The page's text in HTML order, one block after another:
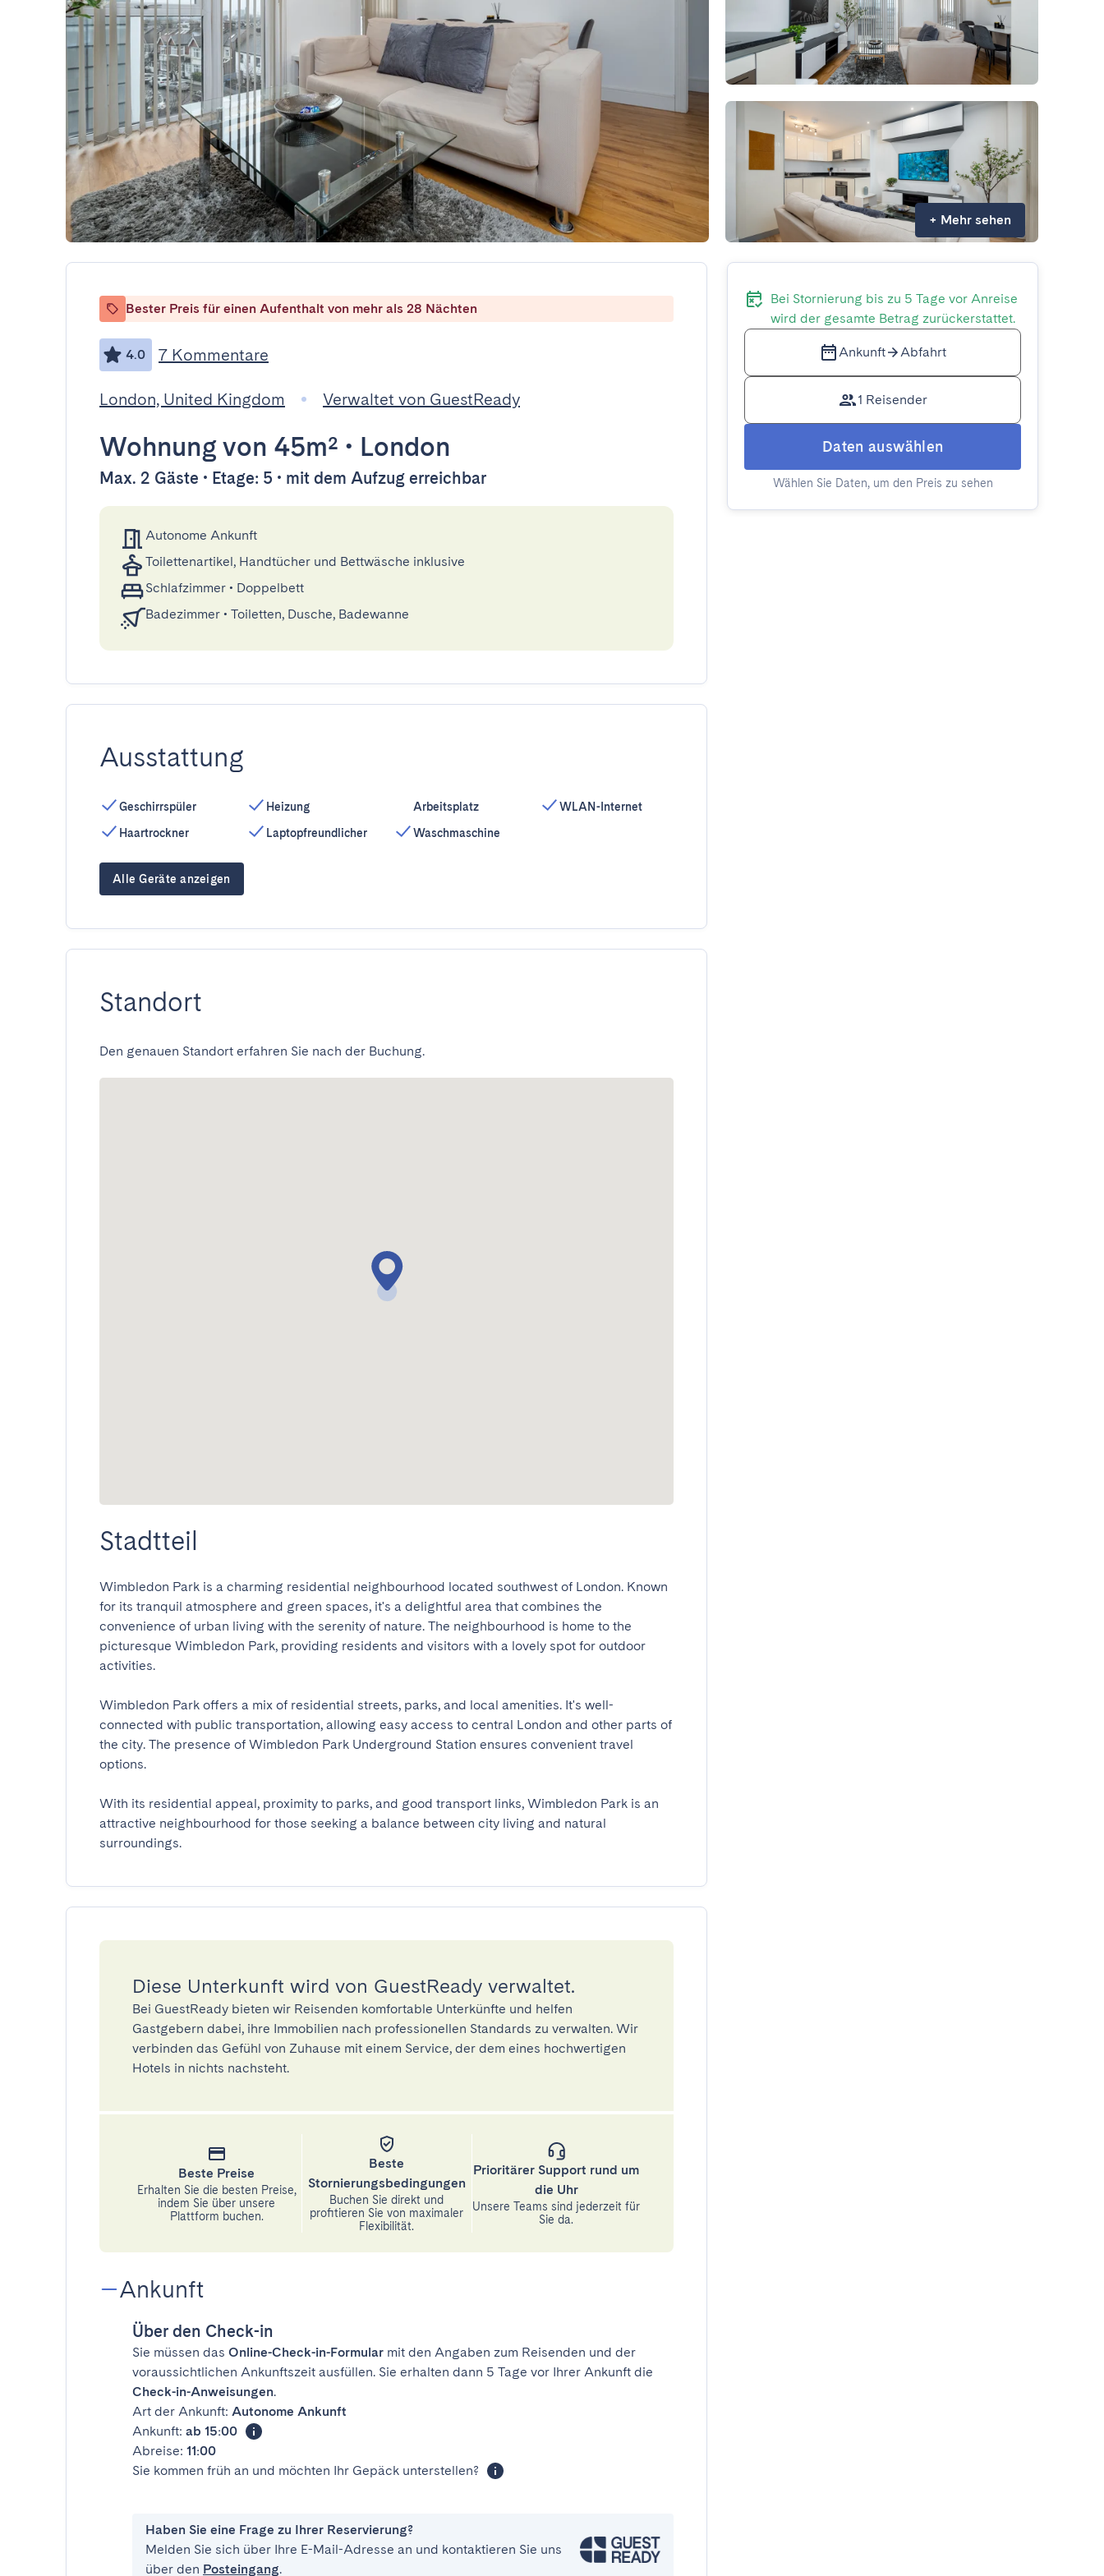
+ Mehr sehen
Bester Preis für einen Aufenthalt von mehr als 28 Nächten
4.0 7 Kommentare
London, United Kingdom Verwaltet von GuestReady
Wohnungvon 45m² • London
Max. 2 Gäste • Etage: 5 • mit dem Aufzug erreichbar
Autonome Ankunft
Toilettenartikel, Handtücher und Bettwäsche inklusive
Schlafzimmer • Doppelbett
Badezimmer • Toiletten, Dusche, Badewanne
Ausstattung
Geschirrspüler
Haartrockner
Heizung
Laptopfreundlicher
Arbeitsplatz
Waschmaschine
WLAN-Internet
Alle Geräte anzeigen
Standort
Den genauen Standort erfahren Sie nach der Buchung.
Stadtteil
Wimbledon Park is a charming residential neighbourhood located southwest of London. Known
for its tranquil atmosphere and green spaces, it's a delightful area that combines the
convenience of urban living with the serenity of nature. The neighbourhood is home to the
picturesque Wimbledon Park, providing residents and visitors with a lovely spot for outdoor
activities.
Wimbledon Park offers a mix of residential streets, parks, and local amenities. It's well-
connected with public transportation, allowing easy access to central London and other parts of
the city. The presence of Wimbledon Park Underground Station ensures convenient travel
options.
With its residential appeal, proximity to parks, and good transport links, Wimbledon Park is an
attractive neighbourhood for those seeking a balance between city living and natural
surroundings.
Diese Unterkunft wird von GuestReady verwaltet.
Bei GuestReady bieten wir Reisenden komfortable Unterkünfte und helfen
Gastgebern dabei, ihre Immobilien nach professionellen Standards zu verwalten. Wir
verbinden das Gefühl von Zuhause mit einem Service, der dem eines hochwertigen
Hotels in nichts nachsteht.
Beste Preise
Erhalten Sie die besten Preise,
indem Sie über unsere
Plattform buchen.
Beste
Stornierungsbedingungen
Buchen Sie direkt und
profitieren Sie von maximaler
Flexibilität.
Prioritärer Support rund um
die Uhr
Unsere Teams sind jederzeit für
Sie da.
Ankunft
Über den Check-in
Sie müssen das Online-Check-in-Formular mit den Angaben zum Reisenden und der
voraussichtlichen Ankunftszeit ausfüllen. Sie erhalten dann 5 Tage vor Ihrer Ankunft die
Check-in-Anweisungen.
Art der Ankunft: Autonome Ankunft
Ankunft: ab 15:00
Abreise: 11:00
Sie kommen früh an und möchten Ihr Gepäck unterstellen?
Haben Sie eine Frage zu Ihrer Reservierung?
Melden Sie sich über Ihre E-Mail-Adresse an und kontaktieren Sie uns
über den Posteingang.
Bei Stornierung bis zu 5 Tage vor Anreise
wird der gesamte Betrag zurückerstattet.
Ankunft Abfahrt
1 Reisender
Daten auswählen
Wählen Sie Daten, um den Preis zu sehen